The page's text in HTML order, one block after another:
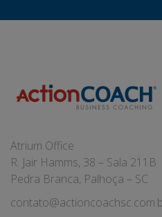
Atrium Office
R. Jair Hamms, 38 – Sala 211B
Pedra Branca, Palhoça – SC